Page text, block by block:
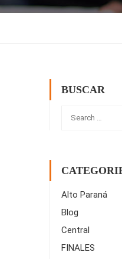
BUSCAR
Alto Paraná
Blog
Central
FINALES